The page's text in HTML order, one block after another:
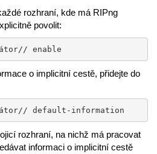
rozhraní, kde má RIPng
povolit:
enable
o implicitní cestě, přidejte do
default-information
rozhraní, na nichž má pracovat
informaci o implicitní cestě